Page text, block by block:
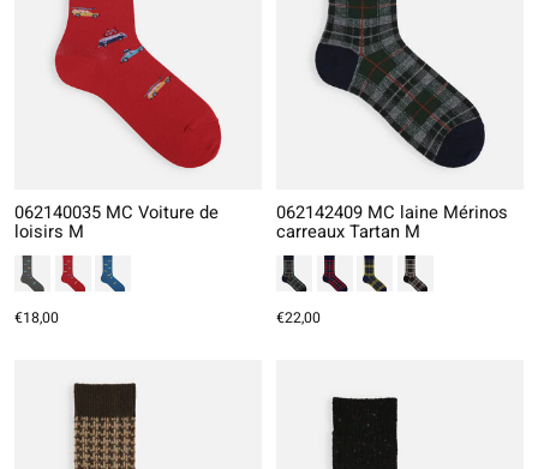
062140035 MC Voiture de
loisirs M
€18,00
062142409 MC laine Mérinos
carreaux Tartan M
€22,00